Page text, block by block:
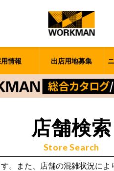
情報 出店用地募集
店舗検索
Store Search
また、店舗の混雑状況によ